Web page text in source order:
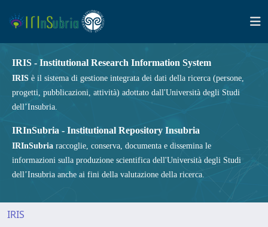
IRIS - Institutional Research Information System
IRIS è il sistema di gestione integrata dei dati della ricerca (persone,
progetti, pubblicazioni, attività) adottato dall'Università degli Studi
dell’Insubria.
IRInSubria - Institutional Repository Insubria
IRInSubria raccoglie, conserva, documenta e dissemina le
informazioni sulla produzione scientifica dell'Università degli Studi
dell’Insubria anche ai fini della valutazione della ricerca.
IRIS